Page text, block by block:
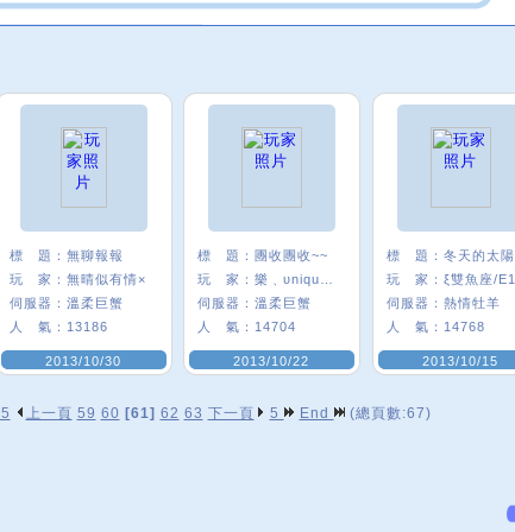
標 題： 無聊報報
玩 家： 無晴似有情×
伺服器： 溫柔巨蟹
人 氣： 13186
2013/10/30
標 題： 團收團收~~
玩 家：
伺服器： 溫柔巨蟹
人 氣： 14704
2013/10/22
標 題：
玩 家： ξ雙魚座/
伺服器： 熱情牡羊
人 氣： 14768
2013/10/15
5 上一頁 59 60 [61] 62 63 下一頁 5 End (總頁數:67)